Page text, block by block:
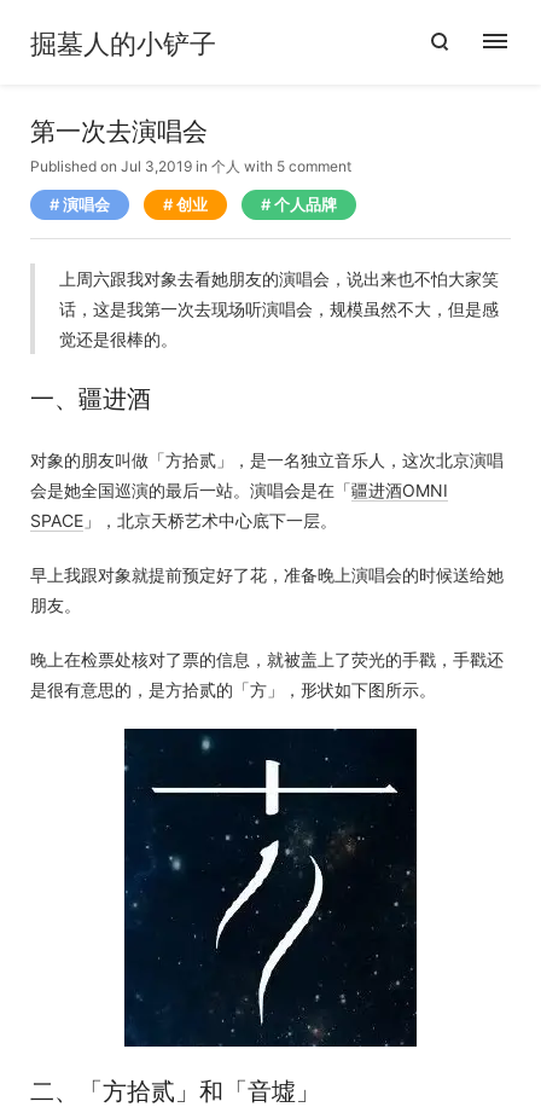
掘墓人的小铲子
第一次去演唱会
Published on Jul 3,2019 in 个人 with 5 comment
演唱会 创业 个人品牌
上周六跟我对象去看她朋友的演唱会，说出来也不怕大家笑
话，这是我第一次去现场听演唱会，规模虽然不大，但是感
觉还是很棒的。
一、疆进酒
对象的朋友叫做「方拾贰」，是一名独立音乐人，这次北京演唱
会是她全国巡演的最后一站。演唱会是在「疆进酒OMNI
SPACE 」，北京天桥艺术中心底下一层。
早上我跟对象就提前预定好了花，准备晚上演唱会的时候送给她
朋友。
晚上在检票处核对了票的信息，就被盖上了荧光的手戳，手戳还
是很有意思的，是方拾贰的「方」，形状如下图所示。
二、「方拾贰」和「音墟」